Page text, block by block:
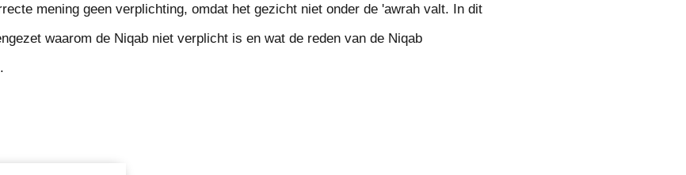
mening geen verplichting, omdat het gezicht niet onder de 'awrah valt. In dit
waarom de Niqab niet verplicht is en wat de reden van de Niqab